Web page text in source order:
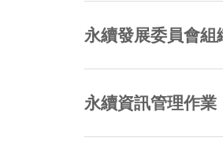
永續發展委員會組
永續資訊管理作業